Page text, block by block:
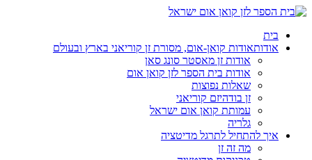
בית
אודותאודות קואן-אום, מסורת זן קוריאני בארץ ובעולם
אודות זן מאסטר סונג סאן
אודות בית הספר לזן קואן אום
שאלות נפוצות
זן בודהיזם קוריאני
עמותת קואן אום ישראל
גלריה
איך להתחיל לתרגל מדיטציה
מה זה זן